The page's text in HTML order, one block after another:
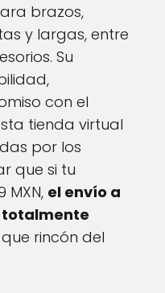
brazos,
y largas, entre
Su
con el
tienda virtual
por los
que si tu
el envío a
rincón del